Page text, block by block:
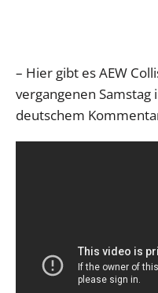
– Hier gibt es AEW
vergangenen
deutschem